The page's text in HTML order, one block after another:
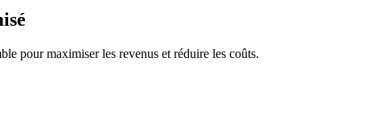
pour maximiser les revenus et réduire les coûts.